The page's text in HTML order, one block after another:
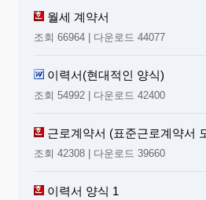
과 사용여부와 관련성은?
① 매우 나쁜 영향을 준다
② 나쁜 영향을 준다
④ 관심없다
21.귀하께서는 자신의 휴대
느끼는가?
① 다른 휴대폰 보다 기능이
③ 실제로 써보고 휴대폰의
월세 계약서
조회 66964 | 다운로드 44077
이력서(현대적인 양식)
조회 54992 | 다운로드 42400
근로계약서 (표준근로계약서
조회 42308 | 다운로드 39660
이력서 양식 1